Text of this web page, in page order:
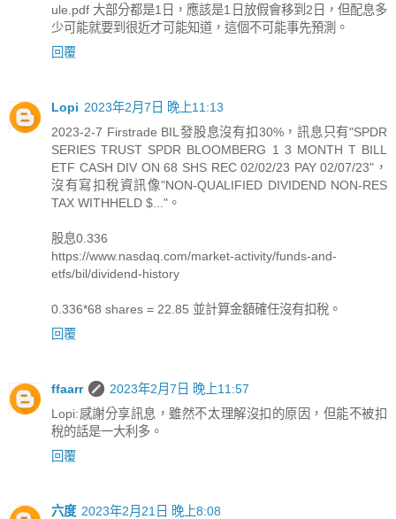
ule.pdf 大部分都是1日，應該是1日放假會移到2日，但配息多
少可能就要到很近才可能知道，這個不可能事先預測。
回覆
Lopi 2023年2月7日 晚上11:13
2023-2-7 Firstrade BIL發股息沒有扣30%，訊息只有"SPDR
SERIES TRUST SPDR BLOOMBERG 1 3 MONTH T BILL
ETF CASH DIV ON 68 SHS REC 02/02/23 PAY 02/07/23"，
沒有寫扣稅資訊像"NON-QUALIFIED DIVIDEND NON-RES
TAX WITHHELD $..."。
股息0.336
https://www.nasdaq.com/market-activity/funds-and-
etfs/bil/dividend-history
0.336*68 shares = 22.85 並計算金額確任沒有扣稅。
回覆
ffaarr
2023年2月7日 晚上11:57
Lopi:感謝分享訊息，雖然不太理解沒扣的原因，但能不被扣
稅的話是一大利多。
回覆
六度 2023年2月21日 晚上8:08